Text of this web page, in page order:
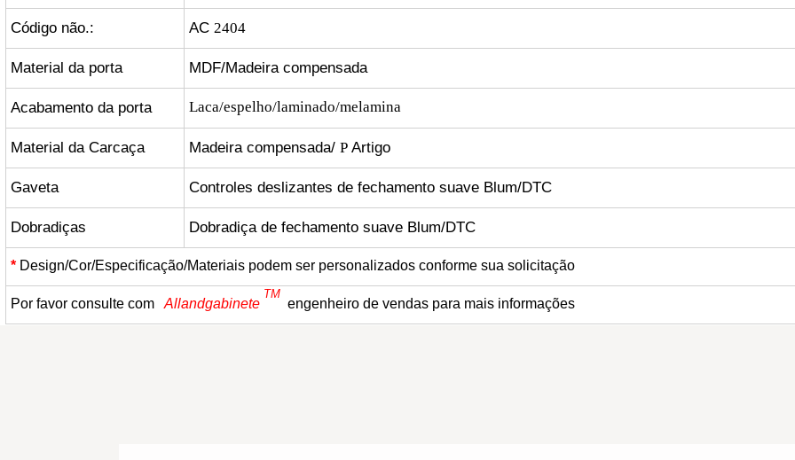
Código não.: AC 2404
Material da porta MDF/Madeira compensada
Acabamento da porta Laca/espelho/laminado/melamina
Material da Carcaça Madeira compensada/ PArtigo
Gaveta Controles deslizantes de fechamento suave Blum/DTC
Dobradiças Dobradiça de fechamento suave Blum/DTC
*Design/Cor/Especificação/Materiais podem ser personalizados conforme sua solicitação
Por favor consulte com Allandgabinete
TM
engenheiro de vendas para mais informações